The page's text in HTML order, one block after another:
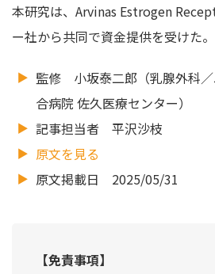
本研究は、Arvinas Estrogen
ー社から共同で資金提供を受けた。
監修 小坂泰二郎（乳腺外科
合病院 佐久医療センター）
記事担当者 平沢沙枝
原文を見る
原文掲載日 2025/05/31
【免責事項】